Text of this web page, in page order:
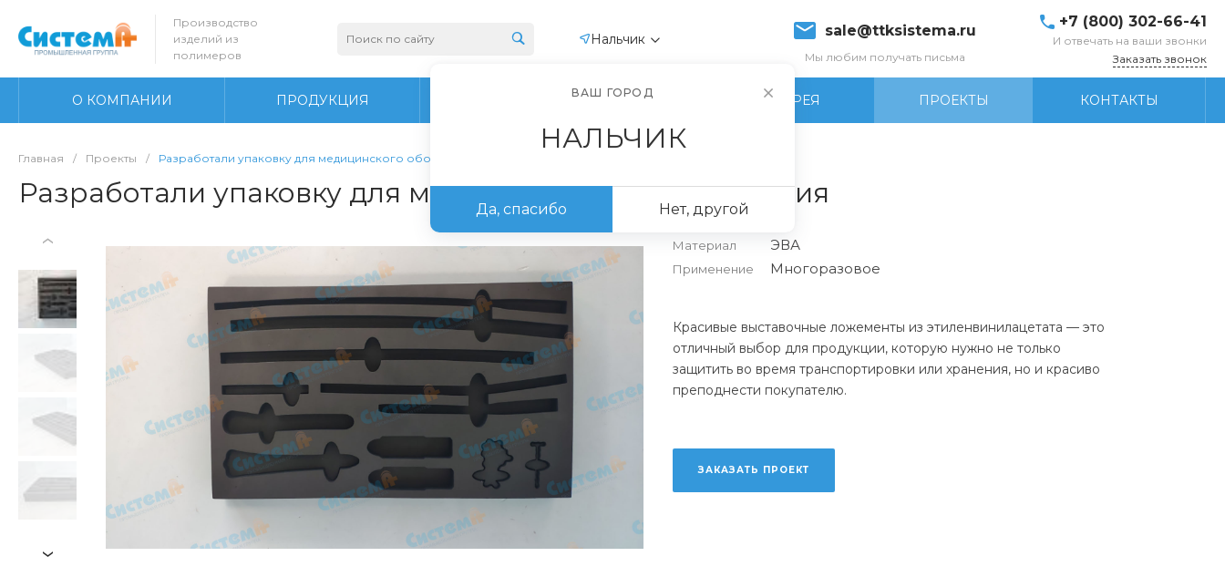
Производство
изделий из
полимеров
Нальчик sale@ttksistema.ru
Мы любим получать письма
+7 (800) 302-66-41
И отвечать на ваши звонки
Заказать звонок
О КОМПАНИИ ПРОДУКЦИЯ ПРОИЗВОДСТВО ФОТОГАЛЕРЕЯ ПРОЕКТЫ КОНТАКТЫ
Главная / Проекты / Разработали упаковку для медицинского оборудования
Разработали упаковку для медицинского оборудования
‹
›
Материал
Применение
ЭВА
Многоразовое
Красивые выставочные ложементы из этиленвинилацетата — это
отличный выбор для продукции, которую нужно не только
защитить во время транспортировки или хранения, но и красиво
преподнести покупателю.
ЗАКАЗАТЬ ПРОЕКТ
ВАШ ГОРОД
НАЛЬЧИК
Да, спасибо Нет, другой